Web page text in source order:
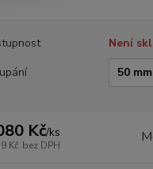
Není
Kč/ks
Kč bez DPH